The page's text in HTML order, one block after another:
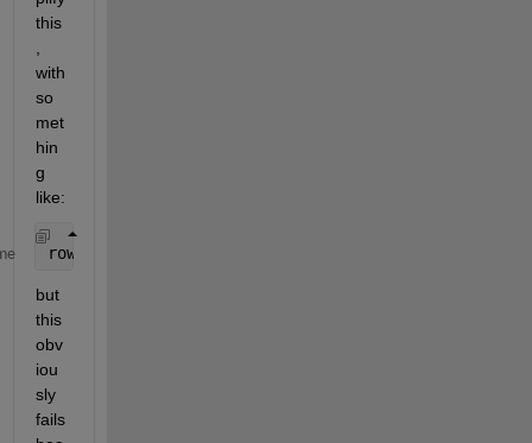
this
with
so
met
hin
g
like:
row_sum = sum( A(A<0.5), 2 );
but
this
obv
iou
sly
fails